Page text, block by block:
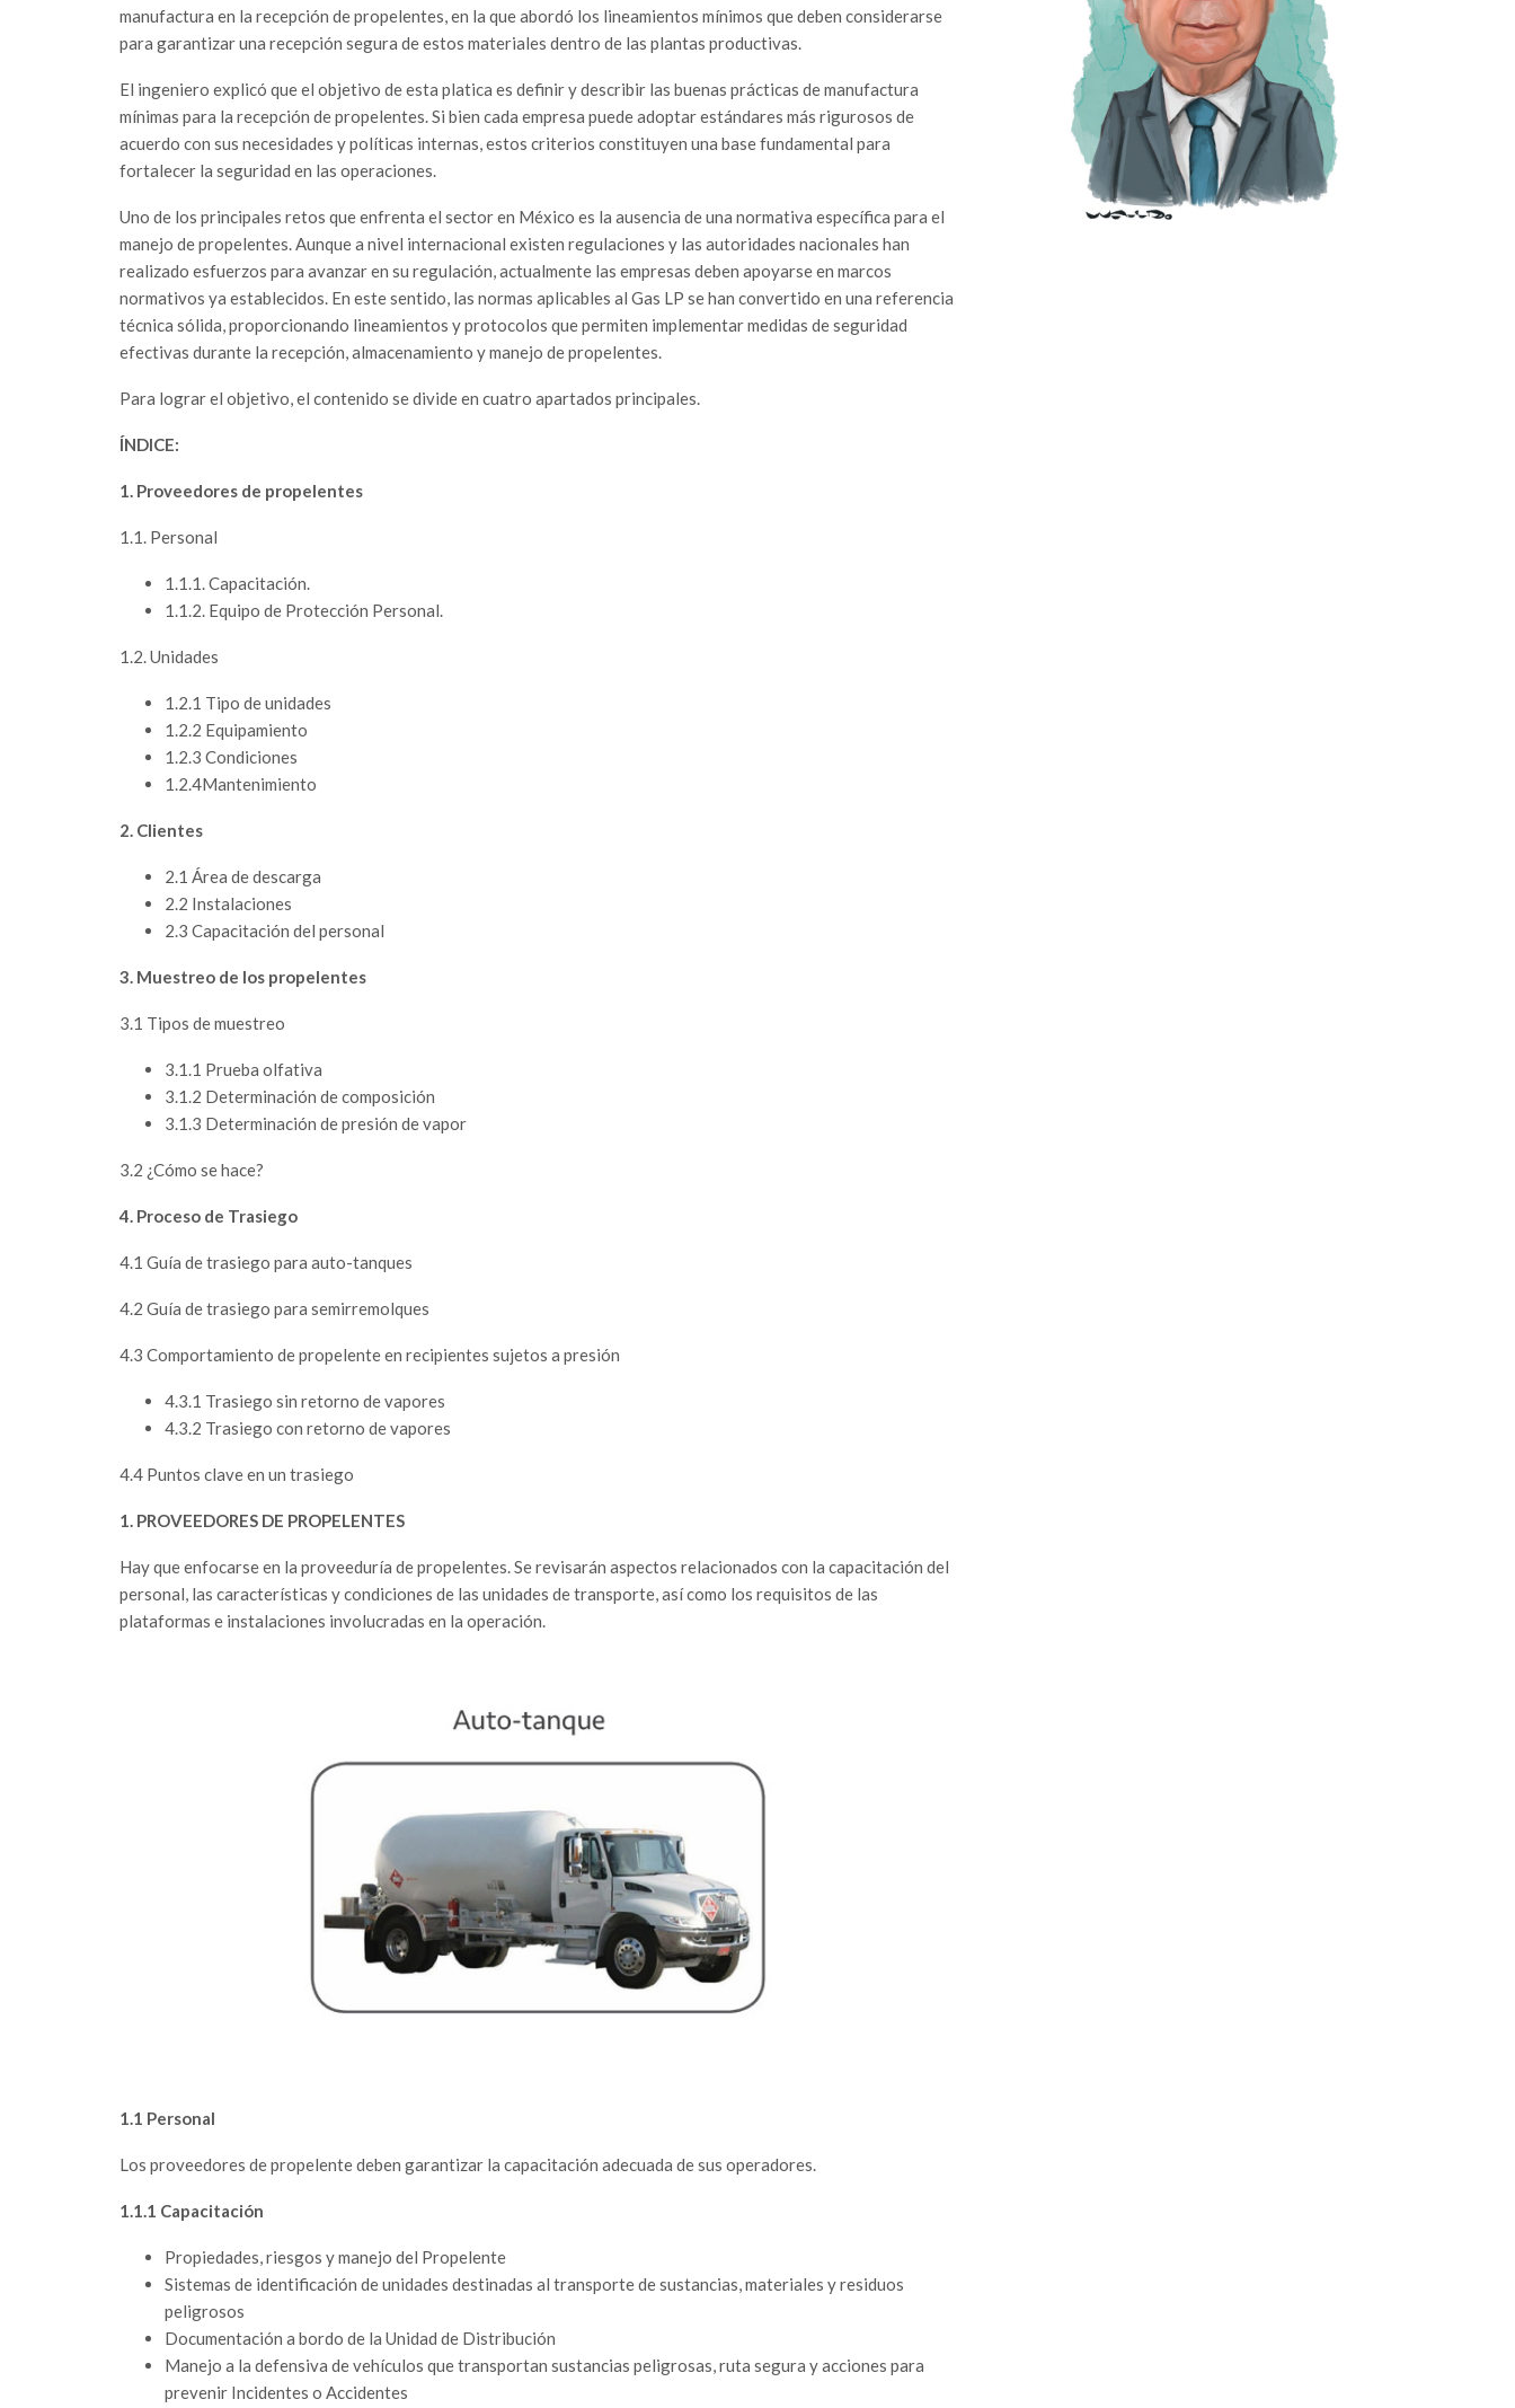
manufactura en la recepción de propelentes, en la que abordó los lineamientos mínimos que deben considerarse
para garantizar una recepción segura de estos materiales dentro de las plantas productivas.
El ingeniero explicó que el objetivo de esta platica es definir y describir las buenas prácticas de manufactura
mínimas para la recepción de propelentes. Si bien cada empresa puede adoptar estándares más rigurosos de
acuerdo con sus necesidades y políticas internas, estos criterios constituyen una base fundamental para
fortalecer la seguridad en las operaciones.
Uno de los principales retos que enfrenta el sector en México es la ausencia de una normativa específica para el
manejo de propelentes. Aunque a nivel internacional existen regulaciones y las autoridades nacionales han
realizado esfuerzos para avanzar en su regulación, actualmente las empresas deben apoyarse en marcos
normativos ya establecidos. En este sentido, las normas aplicables al Gas LP se han convertido en una referencia
técnica sólida, proporcionando lineamientos y protocolos que permiten implementar medidas de seguridad
efectivas durante la recepción, almacenamiento y manejo de propelentes.
Para lograr el objetivo, el contenido se divide en cuatro apartados principales.
ÍNDICE:
1. Proveedores de propelentes
1.1. Personal
1.1.1. Capacitación.
1.1.2. Equipo de Protección Personal.
1.2. Unidades
1.2.1 Tipo de unidades
1.2.2 Equipamiento
1.2.3 Condiciones
1.2.4Mantenimiento
2. Clientes
2.1 Área de descarga
2.2 Instalaciones
2.3 Capacitación del personal
3. Muestreo de los propelentes
3.1 Tipos de muestreo
3.1.1 Prueba olfativa
3.1.2 Determinación de composición
3.1.3 Determinación de presión de vapor
3.2 ¿Cómo se hace?
4. Proceso de Trasiego
4.1 Guía de trasiego para auto-tanques
4.2 Guía de trasiego para semirremolques
4.3 Comportamiento de propelente en recipientes sujetos a presión
4.3.1 Trasiego sin retorno de vapores
4.3.2 Trasiego con retorno de vapores
4.4 Puntos clave en un trasiego
1. PROVEEDORES DE PROPELENTES
Hay que enfocarse en la proveeduría de propelentes. Se revisarán aspectos relacionados con la capacitación del
personal, las características y condiciones de las unidades de transporte, así como los requisitos de las
plataformas e instalaciones involucradas en la operación.
1.1 Personal
Los proveedores de propelente deben garantizar la capacitación adecuada de sus operadores.
1.1.1 Capacitación
Propiedades, riesgos y manejo del Propelente
Sistemas de identificación de unidades destinadas al transporte de sustancias, materiales y residuos
peligrosos
Documentación a bordo de la Unidad de Distribución
Manejo a la defensiva de vehículos que transportan sustancias peligrosas, ruta segura y acciones para
prevenir Incidentes o Accidentes